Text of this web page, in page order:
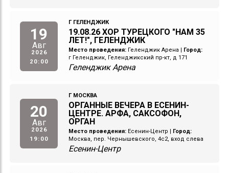
19
Авг
2026
20:00
Г ГЕЛЕНДЖИК
19.08.26 ХОР ТУРЕЦКОГО "НАМ 35
ЛЕТ!", ГЕЛЕНДЖИК
Место проведения: Геленджик Арена
Город:
г Геленджик, Геленджикский пр-кт, д 171
Геленджик Арена
20
Авг
2026
19:00
Г МОСКВА
ОРГАННЫЕ ВЕЧЕРА В ЕСЕНИН-
ЦЕНТРЕ. АРФА, САКСОФОН,
ОРГАН
Место проведения: Есенин-Центр
Город:
Москва, пер. Чернышевского, 4с2, вход слева
Есенин-Центр